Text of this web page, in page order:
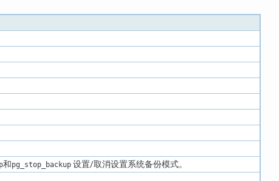
和pg_stop_backup设置/取消设置系统备份模式。